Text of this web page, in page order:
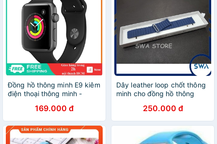
Đồng hồ thông minh E9 kiêm
điện thoại thông minh -
169.000 đ
Dây leather loop chốt thông
minh cho đồng hồ thông
250.000 đ